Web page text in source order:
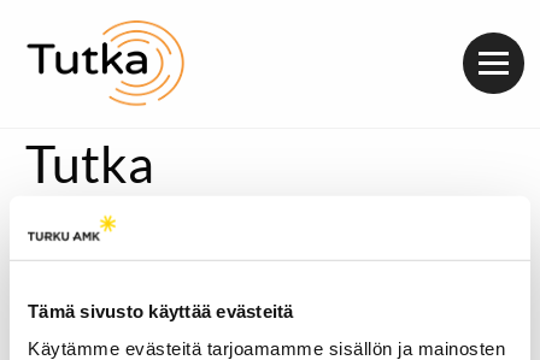
Tämä sivusto käyttää evästeitä
Käytämme evästeitä tarjoamamme sisällön ja mainosten
Tutka